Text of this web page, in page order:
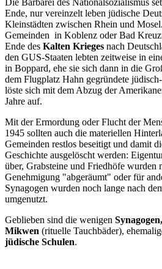
Ende, nur vereinzelt leben jüdische
Kleinstädten zwischen Rhein und
Gemeinden in Koblenz oder Bad
Ende des Kalten Krieges nach
den GUS-Staaten lebten zeitweise in
in Boppard, ehe sie sich dann in die
dem Flugplatz Hahn gegründete
löste sich mit dem Abzug der
Jahre auf.
Mit der Ermordung oder Flucht der
1945 sollten auch die materiellen
Gemeinden restlos beseitigt und damit
Geschichte ausgelöscht werden:
über, Grabsteine und Friedhöfe wurden
Genehmigung "abgeräumt" oder für
Synagogen wurden noch lange nach
umgenutzt.
Geblieben sind die wenigen
Mikwen (rituelle Tauchbäder),
jüdische Schulen.